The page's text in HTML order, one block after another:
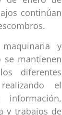
continúan
y
se mantienen
diferentes
el
información,
y trabajos de